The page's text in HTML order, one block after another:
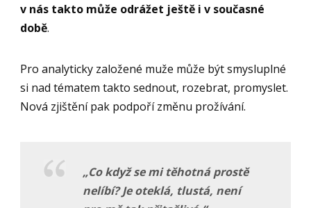
v nás takto může odrážet ještě i v současné
době.
Pro analyticky založené muže může být smysluplné
si nad tématem takto sednout, rozebrat, promyslet.
Nová zjištění pak podpoří změnu prožívání.
„Co když se mi těhotná prostě
nelíbí? Je oteklá, tlustá, není